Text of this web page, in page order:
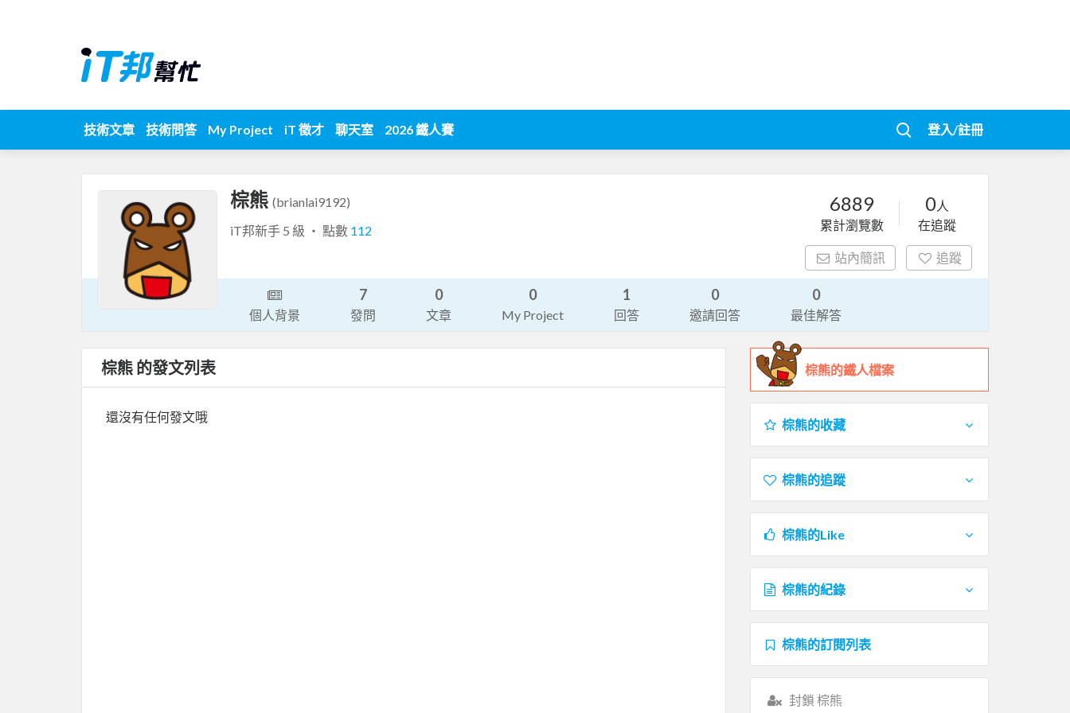
技術文章 技術問答 My Project iT 徵才 聊天室 2026 鐵人賽 登入/註冊
棕熊 (brianlai9192)
iT邦新手 5 級 ‧ 點數 112
6889
累計瀏覽數
0人
在追蹤
站內簡訊 追蹤
個人背景
7
發問
0
文章
0
My Project
1
回答
0
邀請回答
0
最佳解答
棕熊 的發文列表
還沒有任何發文哦
棕熊的鐵人檔案
棕熊的收藏
棕熊的追蹤
棕熊的Like
棕熊的紀錄
棕熊的訂閱列表
封鎖 棕熊